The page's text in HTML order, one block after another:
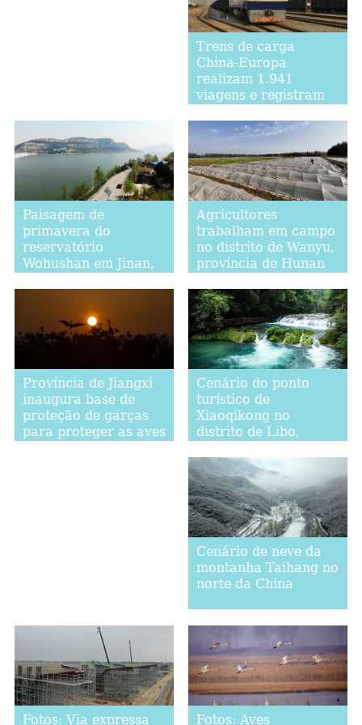
Trens de carga
China-Europa
realizam 1.941
viagens e registram
primeiro trimestre
Paisagem de
primavera do
reservatório
Wohushan em Jinan,
Agricultores
trabalham em campo
no distrito de Wanyu,
província de Hunan
Província de Jiangxi
inaugura base de
proteção de garças
para proteger as aves
Cenário do ponto
turístico de
Xiaoqikong no
distrito de Libo,
Cenário de neve da
montanha Taihang no
norte da China
Fotos: Via expressa Fotos: Aves